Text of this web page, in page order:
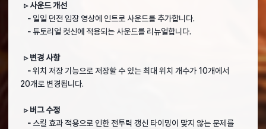
▹ 사운드 개선
- 일일 던전 입장 영상에 인트로 사운드를 추가합니다.
-튜토리얼 컷신에 적용되는 사운드를 리뉴얼합니다.
▹ 변경 사항
-위치 저장 기능으로 저장할 수 있는 최대 위치 개수가 10개에서
20개로 변경됩니다.
▹ 버그 수정
-스킬 효과 적용으로 인한 전투력 갱신 타이밍이 맞지 않는 문제를